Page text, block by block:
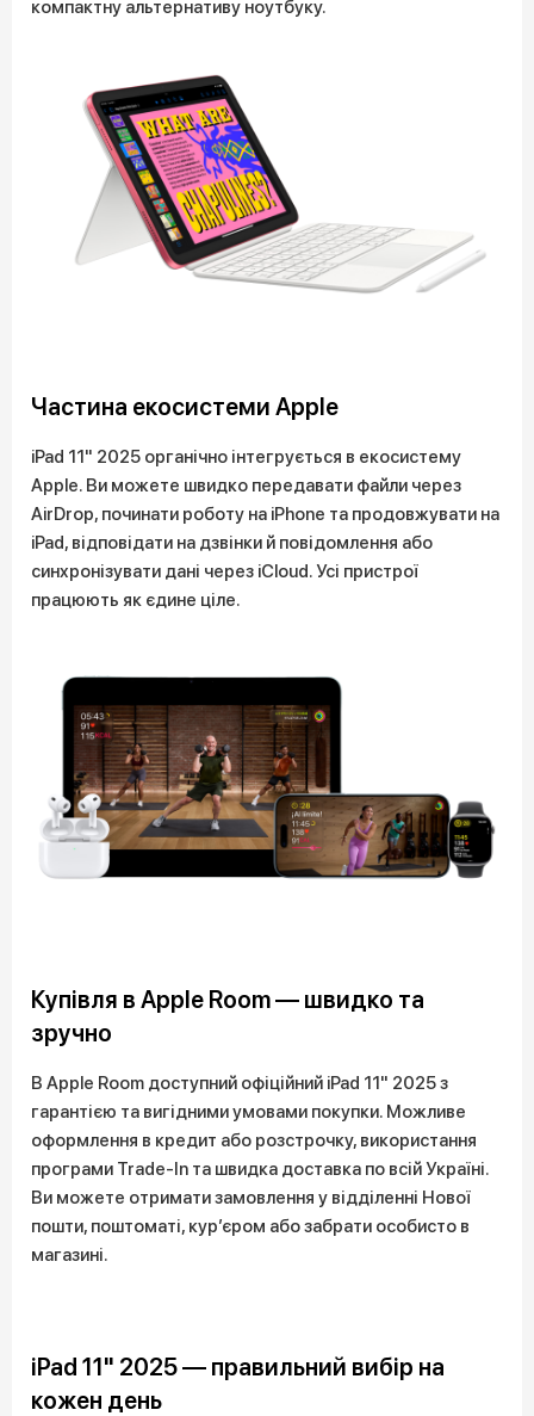
компактну альтернативу ноутбуку.
Частина екосистеми Apple
iPad 11" 2025 органічно інтегрується в екосистему
Apple. Ви можете швидко передавати файли через
AirDrop, починати роботу на iPhone та продовжувати на
iPad, відповідати на дзвінки й повідомлення або
синхронізувати дані через iCloud. Усі пристрої
працюють як єдине ціле.
Купівля в Apple Room — швидко та
зручно
В Apple Room доступний офіційний iPad 11" 2025 з
гарантією та вигідними умовами покупки. Можливе
оформлення в кредит або розстрочку, використання
програми Trade-In та швидка доставка по всій Україні.
Ви можете отримати замовлення у відділенні Нової
пошти, поштоматі, кур’єром або забрати особисто в
магазині.
iPad 11" 2025 — правильний вибір на
кожен день